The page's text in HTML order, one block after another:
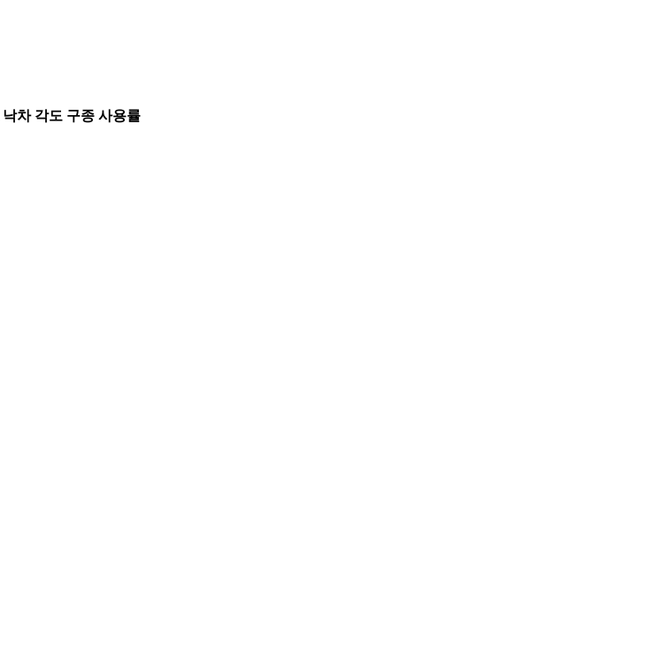
낙차 각도 구종 사용률